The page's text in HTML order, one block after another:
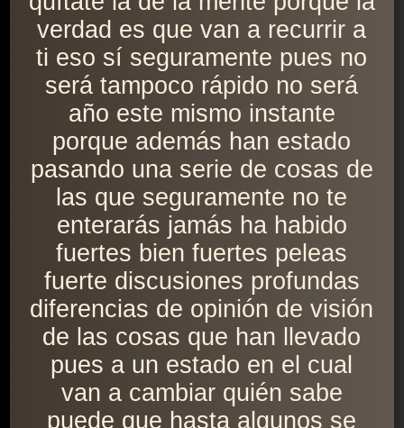
verdad es que van a recurrir a
ti eso sí seguramente pues no
será tampoco rápido no será
año este mismo instante
porque además han estado
pasando una serie de cosas de
las que seguramente no te
enterarás jamás ha habido
fuertes bien fuertes peleas
fuerte discusiones profundas
diferencias de opinión de visión
de las cosas que han llevado
pues a un estado en el cual
van a cambiar quién sabe
puede que hasta algunos se